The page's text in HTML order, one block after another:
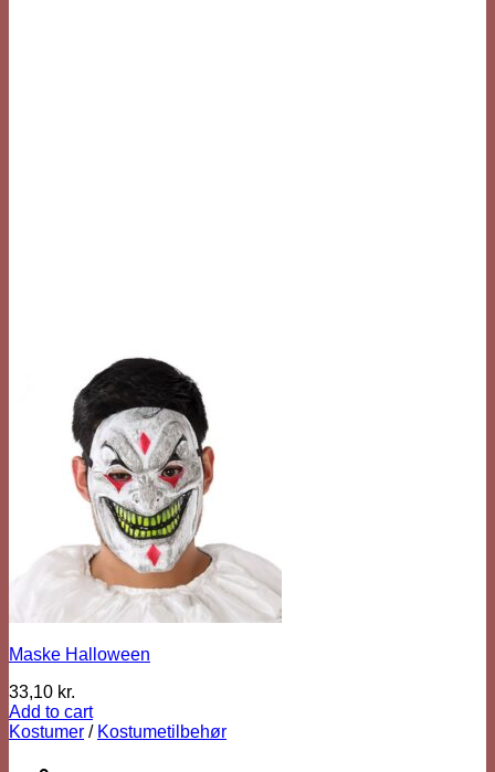
Maske Halloween
33,10 kr.
Add to cart
Kostumer / Kostumetilbehør